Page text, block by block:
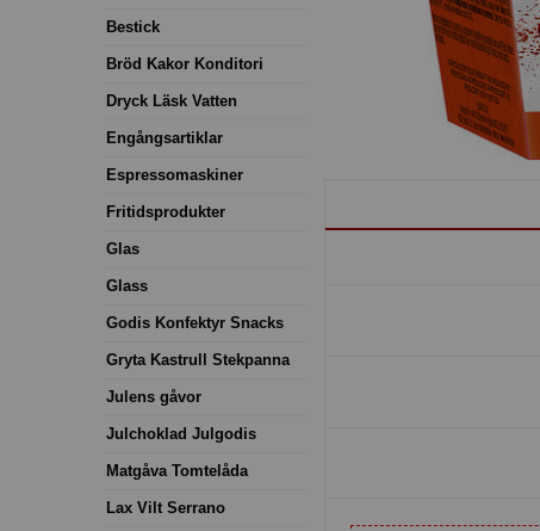
Bestick
Bröd Kakor Konditori
Dryck Läsk Vatten
Engångsartiklar
Espressomaskiner
Fritidsprodukter
Glas
Glass
Godis Konfektyr Snacks
Gryta Kastrull Stekpanna
Julens gåvor
Julchoklad Julgodis
Matgåva Tomtelåda
Lax Vilt Serrano